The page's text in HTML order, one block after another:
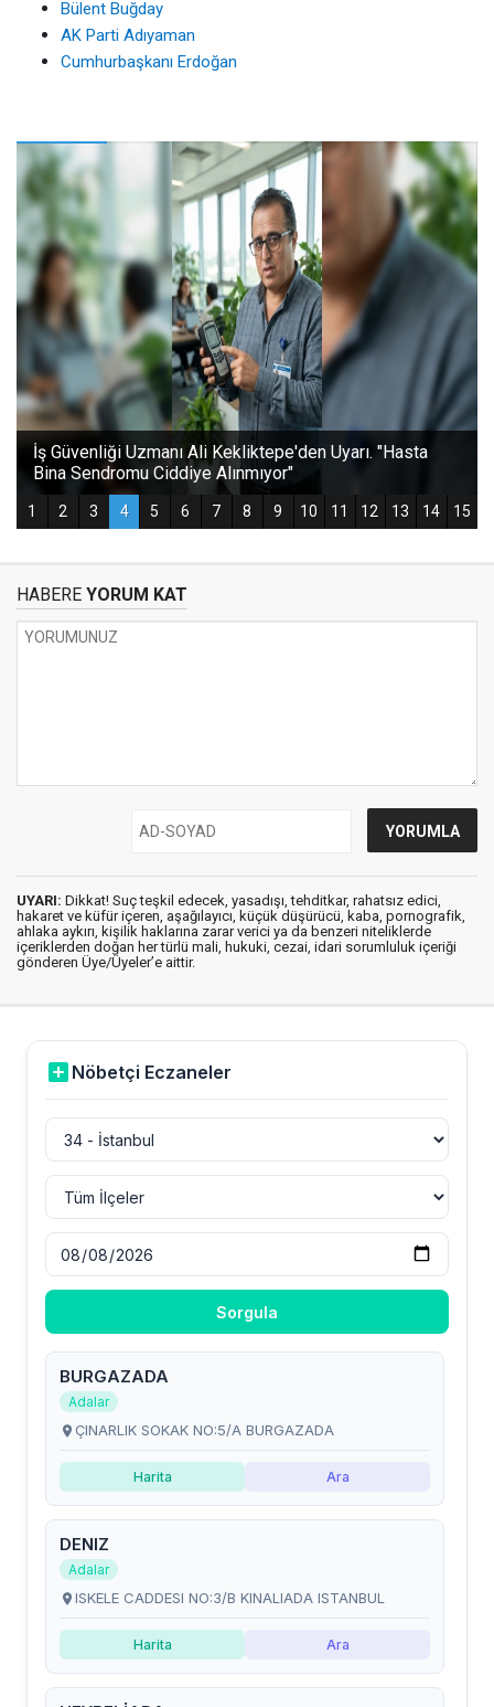
Bülent Buğday
AK Parti Adıyaman
Cumhurbaşkanı Erdoğan
HABERE YORUM KAT
UYARI: Dikkat! Suç teşkil edecek, yasadışı, tehditkar, rahatsız edici,
hakaret ve küfür içeren, aşağılayıcı, küçük düşürücü, kaba, pornografik,
ahlaka aykırı, kişilik haklarına zarar verici ya da benzeri niteliklerde
içeriklerden doğan her türlü mali, hukuki, cezai, idari sorumluluk içeriği
gönderen Üye/Üyeler’e aittir.